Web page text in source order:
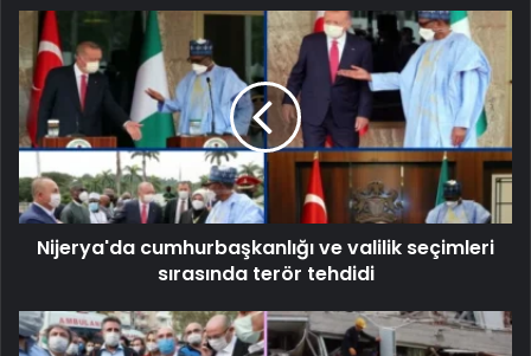
Nijerya'da cumhurbaşkanlığı ve valilik seçimleri
sırasında terör tehdidi